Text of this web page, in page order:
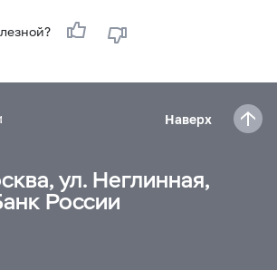
Наверх
ул. Неглинная,
России